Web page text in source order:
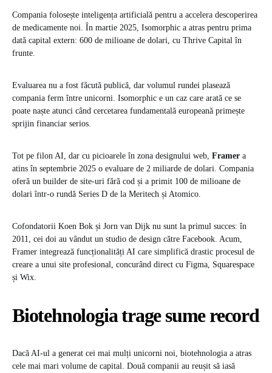
Compania folosește inteligența artificială pentru a accelera descoperirea
de medicamente noi. În martie 2025, Isomorphic a atras pentru prima
dată capital extern: 600 de milioane de dolari, cu Thrive Capital în
frunte.
Evaluarea nu a fost făcută publică, dar volumul rundei plasează
compania ferm între unicorni. Isomorphic e un caz care arată ce se
poate naște atunci când cercetarea fundamentală europeană primește
sprijin financiar serios.
Tot pe filon AI, dar cu picioarele în zona designului web, Framer a
atins în septembrie 2025 o evaluare de 2 miliarde de dolari. Compania
oferă un builder de site-uri fără cod și a primit 100 de milioane de
dolari într-o rundă Series D de la Meritech și Atomico.
Cofondatorii Koen Bok și Jorn van Dijk nu sunt la primul succes: în
2011, cei doi au vândut un studio de design către Facebook. Acum,
Framer integrează funcționalități AI care simplifică drastic procesul de
creare a unui site profesional, concurând direct cu Figma, Squarespace
și Wix.
Biotehnologia trage sume record
Dacă AI-ul a generat cei mai mulți unicorni noi, biotehnologia a atras
cele mai mari volume de capital. Două companii au reușit să iasă